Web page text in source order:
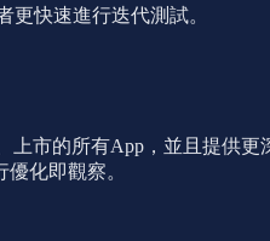
更快速進行迭代測試。
市的所有App，並且提供
化即觀察。